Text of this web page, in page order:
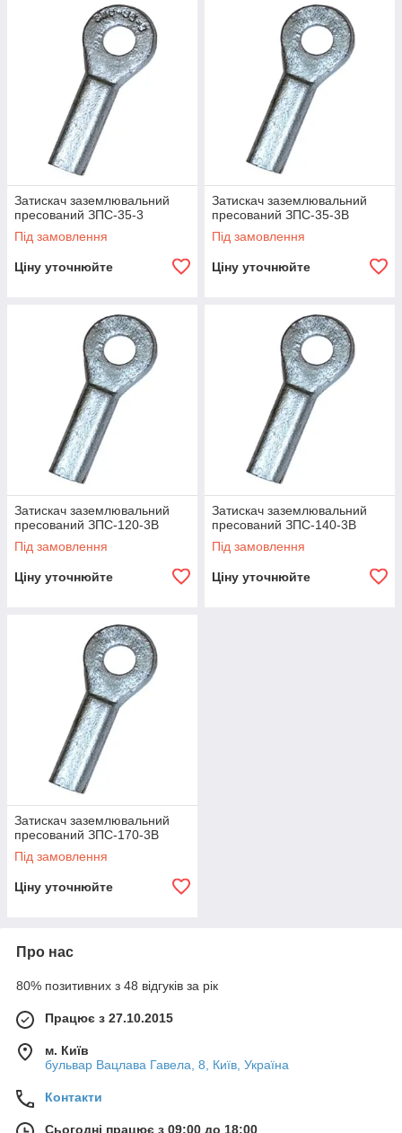
Затискач заземлювальний
пресований ЗПС-35-3
Під замовлення
Ціну уточнюйте
Затискач заземлювальний
пресований ЗПС-35-3В
Під замовлення
Ціну уточнюйте
Затискач заземлювальний
пресований ЗПС-120-3В
Під замовлення
Ціну уточнюйте
Затискач заземлювальний
пресований ЗПС-140-3В
Під замовлення
Ціну уточнюйте
Затискач заземлювальний
пресований ЗПС-170-3В
Під замовлення
Ціну уточнюйте
Про нас
80% позитивних з 48 відгуків за рік
Працює з 27.10.2015
м. Київ
бульвар Вацлава Гавела, 8, Київ, Україна
Контакти
Сьогодні працює з 09:00 до 18:00